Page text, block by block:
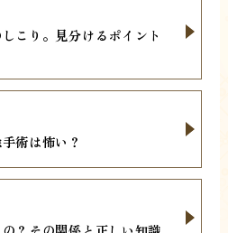
こり。見分けるポイント
術は怖い？